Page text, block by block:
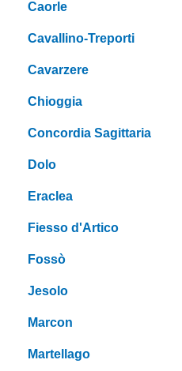
Caorle
Cavallino-Treporti
Cavarzere
Chioggia
Concordia Sagittaria
Dolo
Eraclea
Fiesso d'Artico
Fossò
Jesolo
Marcon
Martellago